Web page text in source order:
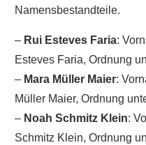
Namensbestandteile.
– Rui Esteves Faria:
Esteves Faria, Ordnung
– Mara Müller Maier:
Müller Maier, Ordnung
– Noah Schmitz Klein:
Schmitz Klein, Ordnung